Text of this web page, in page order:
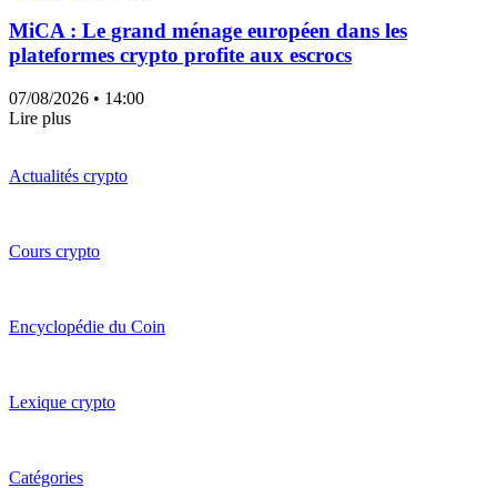
MiCA : Le grand ménage européen dans les
plateformes crypto profite aux escrocs
07/08/2026 • 14:00
Lire plus
Actualités crypto
Cours crypto
Encyclopédie du Coin
Lexique crypto
Catégories